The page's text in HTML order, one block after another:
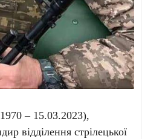
– 15.03.2023),
відділення стрілецької